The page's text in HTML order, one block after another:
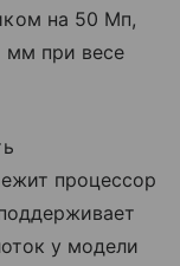
на 50 Мп,
мм при весе
процессор
у модели